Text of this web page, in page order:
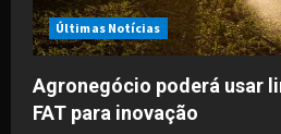
Últimas Notícias
Agronegócio poderá usar
FAT para inovação